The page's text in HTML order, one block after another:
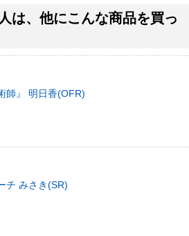
は、他にこんな商品を買っ
師』 明日香(OFR)
チ みさき(SR)